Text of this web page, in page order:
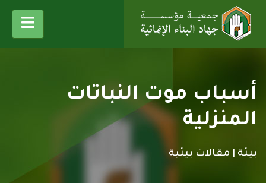
أسباب موت النباتات
المنزلية
بيئة | مقالات بيئية